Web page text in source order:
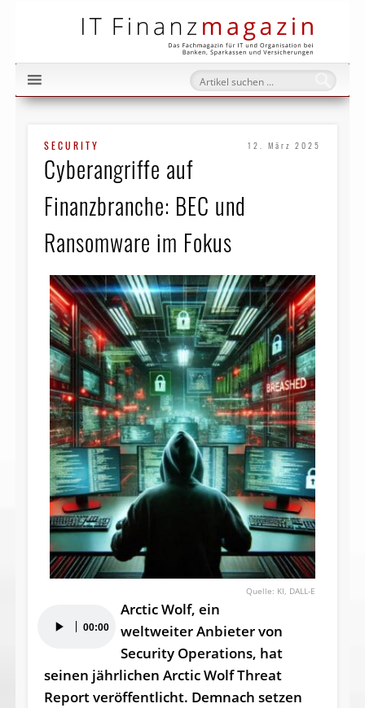
SECURITY 12. März 2025
Cyberangriffe auf
Finanzbranche: BEC und
Ransomware im Fokus
KI, DALL-E
Player 00:00
Arctic Wolf, ein
weltweiter Anbieter von
Security Operations, hat
seinen jährlichen Arctic Wolf Threat
Report veröffentlicht. Demnach setzen